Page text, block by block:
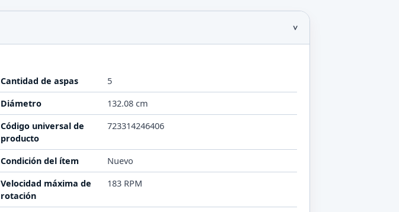
Cantidad de aspas
5
Diámetro
132.08 cm
Código universal de
producto
723314246406
Condición del ítem
Nuevo
Velocidad máxima de
rotación
183 RPM